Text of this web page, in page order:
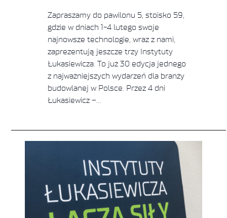
Zapraszamy do pawilonu 5, stoisko 59,
gdzie w dniach 1-4 lutego swoje
najnowsze technologie, wraz z nami,
zaprezentują jeszcze trzy Instytuty
Łukasiewicza. To już 30 edycja jednego
z najważniejszych wydarzeń dla branży
budowlanej w Polsce. Przez 4 dni
Łukasiewicz –…